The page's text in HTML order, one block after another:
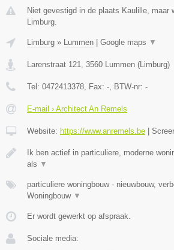
Niet gevestigd in de plaats Kaulille, maar
Limburg.
Limburg » Lummen Google maps ▼
Larenstraat 121 3560 Lummen ( Limburg)
Tel: 0472413378 , Fax: - , BTW-nr: -
E-mail › Architect An Remels
Website: https://www.anremels.be
Ik ben actief in particuliere, moderne
als ▼
particuliere woningbouw - nieuwbouw,
Woningbouw ▼
Er wordt gewerkt op afspraak.
Sociale media: